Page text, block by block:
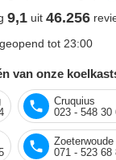
9,1 uit 46.256
tot 23:00
van onze
Cruquius
023 - 548 30
Zoeterwoude
071 - 523 68